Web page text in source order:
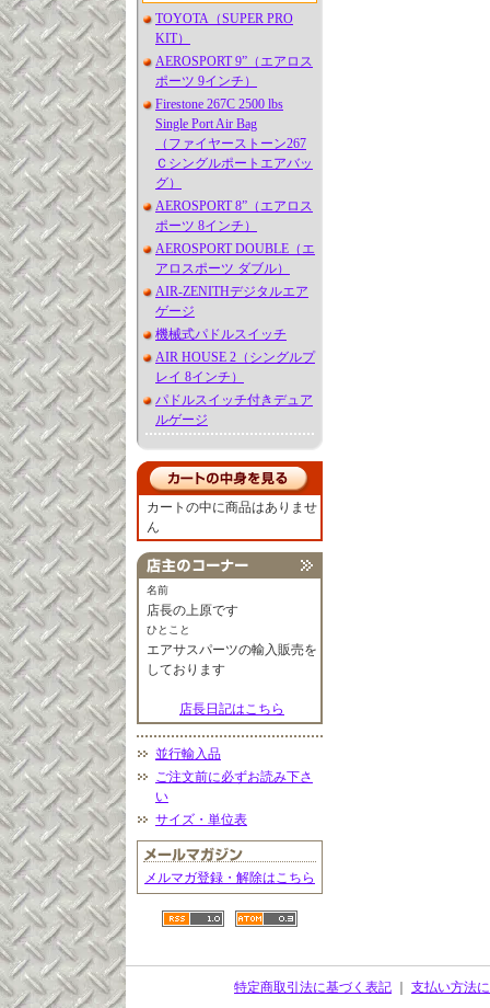
TOYOTA（SUPER PRO
KIT）
AEROSPORT 9”（エアロス
ポーツ 9インチ）
Firestone 267C 2500 lbs
Single Port Air Bag
（ファイヤーストーン267
Ｃシングルポートエアバッ
グ）
AEROSPORT 8”（エアロス
ポーツ 8インチ）
AEROSPORT DOUBLE（エ
アロスポーツ ダブル）
AIR-ZENITHデジタルエア
ゲージ
機械式パドルスイッチ
AIR HOUSE 2（シングルプ
レイ 8インチ）
パドルスイッチ付きデュア
ルゲージ
カートの中に商品はありませ
ん
名前
店長の上原です
ひとこと
エアサスパーツの輸入販売を
しております
店長日記はこちら
並行輸入品
ご注文前に必ずお読み下さ
い
サイズ・単位表
メルマガ登録・解除はこちら
特定商取引法に基づく表記 支払い方法